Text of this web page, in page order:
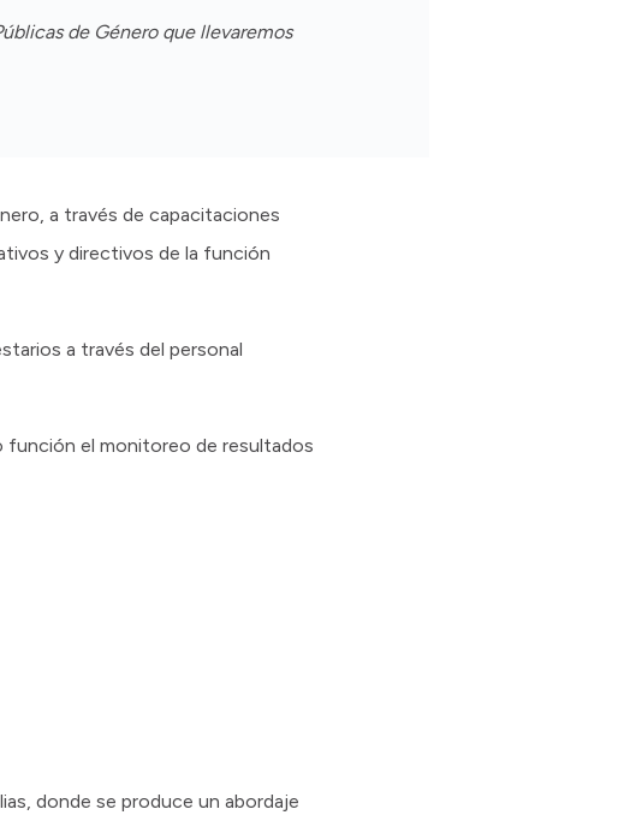
de Género que llevaremos
a través de capacitaciones
y directivos de la función
a través del personal
función el monitoreo de resultados
donde se produce un abordaje